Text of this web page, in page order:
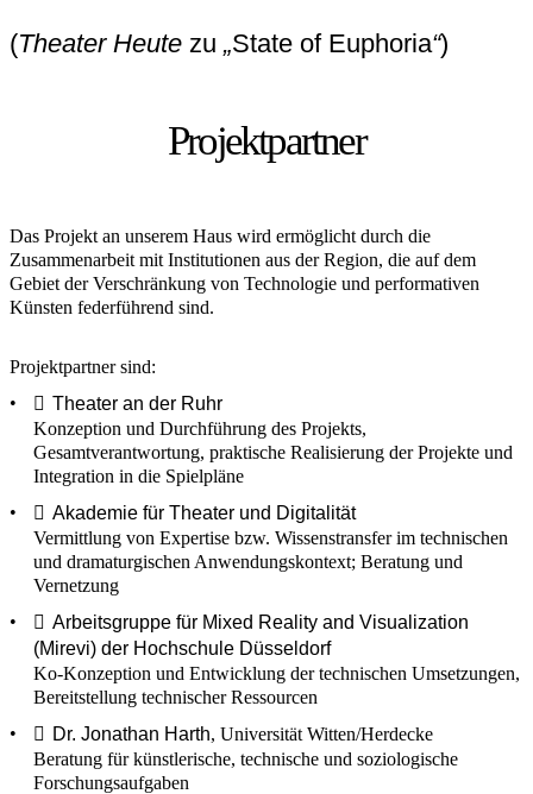
(Theater Heute zu „State of Euphoria“)
Projektpartner
Das Projekt an unserem Haus wird ermöglicht durch die
Zusammenarbeit mit Institutionen aus der Region, die auf dem
Gebiet der Verschränkung von Technologie und performativen
Künsten federführend sind.
Projektpartner sind:
Theater an der Ruhr
Konzeption und Durchführung des Projekts,
Gesamtverantwortung, praktische Realisierung der Projekte und
Integration in die Spielpläne
Akademie für Theater und Digitalität
Vermittlung von Expertise bzw. Wissenstransfer im technischen
und dramaturgischen Anwendungskontext; Beratung und
Vernetzung
Arbeitsgruppe für Mixed Reality and Visualization
(Mirevi) der Hochschule Düsseldorf
Ko-Konzeption und Entwicklung der technischen Umsetzungen,
Bereitstellung technischer Ressourcen
Dr. Jonathan Harth, Universität Witten/Herdecke
Beratung für künstlerische, technische und soziologische
Forschungsaufgaben